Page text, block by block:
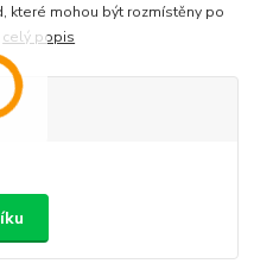
které mohou být rozmístěny po
celý popis